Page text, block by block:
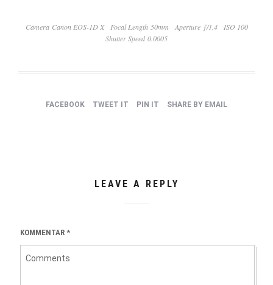
Camera Canon EOS-1D X Focal Length 50mm Aperture ƒ/1.4
ISO 100
Shutter Speed 0.0005
FACEBOOK TWEET IT PIN IT SHARE BY EMAIL
LEAVE A REPLY
KOMMENTAR *